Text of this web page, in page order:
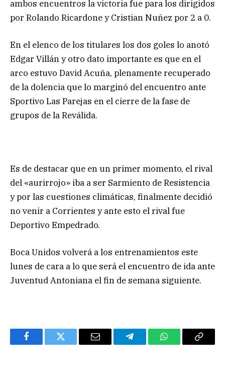
ambos encuentros la victoria fue para los dirigidos
por Rolando Ricardone y Cristian Nuñez por 2 a 0.
En el elenco de los titulares los dos goles lo anotó
Edgar Villán y otro dato importante es que en el
arco estuvo David Acuña, plenamente recuperado
de la dolencia que lo marginó del encuentro ante
Sportivo Las Parejas en el cierre de la fase de
grupos de la Reválida.
Es de destacar que en un primer momento, el rival
del «aurirrojo» iba a ser Sarmiento de Resistencia
y por las cuestiones climáticas, finalmente decidió
no venir a Corrientes y ante esto el rival fue
Deportivo Empedrado.
Boca Unidos volverá a los entrenamientos este
lunes de cara a lo que será el encuentro de ida ante
Juventud Antoniana el fin de semana siguiente.
FacebookTwitter Email TelegramWhatsAppCopy